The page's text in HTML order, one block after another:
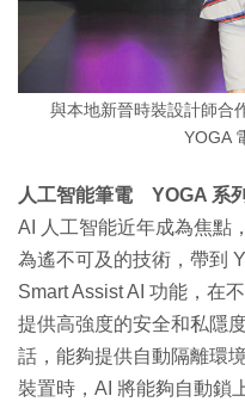
與本地新晉時裝設計師合
YOGA
人工智能筆電 YOGA 系列
AI 人工智能近年成為焦點
為遙不可及的技術，帶到
Smart Assist AI 功能，在
提供高強度的安全和私隱
話，能夠提供自動隔離環
裝置時，AI 將能夠自動鎖